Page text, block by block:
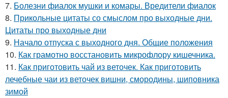
7. Болезни фиалок мушки и комары. Вредители фиалок
8. Прикольные цитаты со смыслом про выходные дни.
Цитаты про выходные дни
9. Начало отпуска с выходного дня. Общие положения
10. Как грамотно восстановить микрофлору кишечника.
11. Как приготовить чай из веточек. Как приготовить
лечебные чаи из веточек вишни, смородины, шиповника
зимой